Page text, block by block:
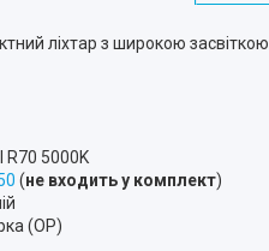
ліхтар з широкою засвіткою.
R70 5000K
(не входить у комплект)
(OP)